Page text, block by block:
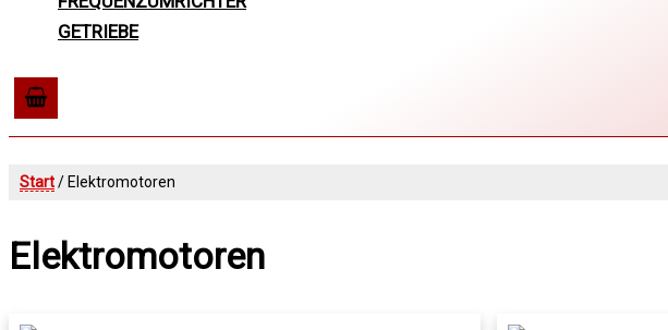
GETRIEBE
Start/ Elektromotoren
Elektromotoren